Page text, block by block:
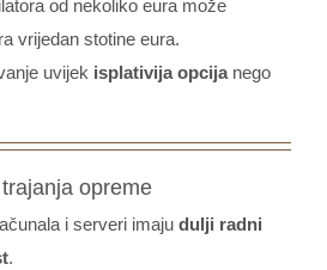
od nekoliko eura može
vrijedan stotine eura.
uvijek isplativija opcijanego
opreme
i serveri imaju dulji radni
.